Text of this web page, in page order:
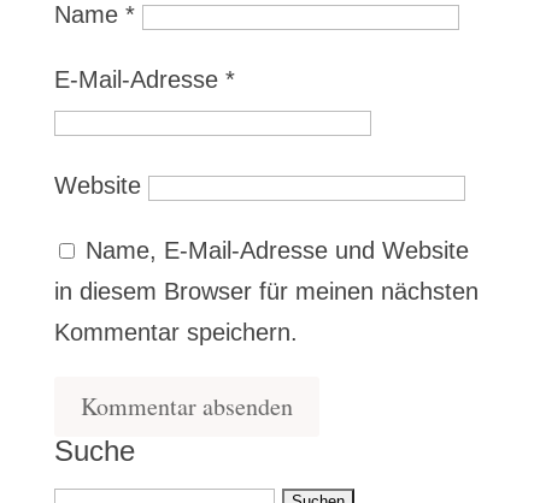
Name *
E-Mail-Adresse *
Website
Name, E-Mail-Adresse und Website
in diesem Browser für meinen nächsten
Kommentar speichern.
Suche
Suchen